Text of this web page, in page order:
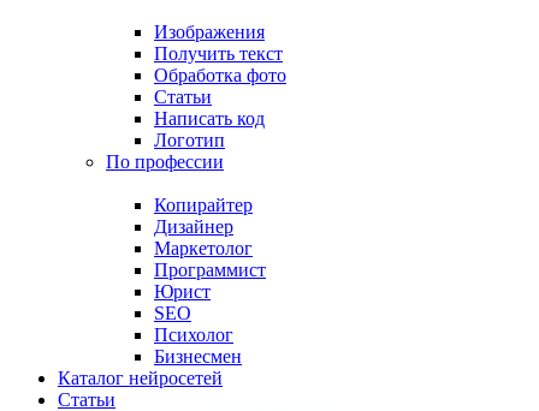
Изображения
Получить текст
Обработка фото
Статьи
Написать код
Логотип
По профессии
Копирайтер
Дизайнер
Маркетолог
Программист
Юрист
SEO
Психолог
Бизнесмен
Каталог нейросетей
Статьи